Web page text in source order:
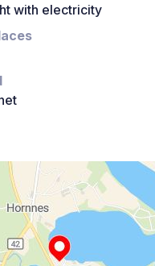
with electricity